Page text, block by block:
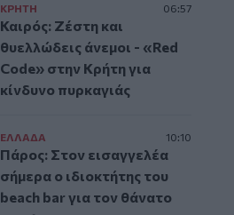
ΚΡΗΤΗ 06:57
Καιρός: Ζέστη και
θυελλώδεις άνεμοι - «Red
Code» στην Κρήτη για
κίνδυνο πυρκαγιάς
ΕΛΛAΔΑ 10:10
Πάρος: Στον εισαγγελέα
σήμερα ο ιδιοκτήτης του
beach bar για τον θάνατο